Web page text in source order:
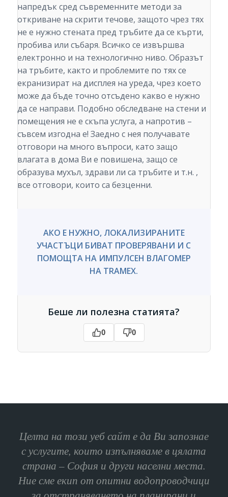
напредък сред съвременните методи за
откриване на скрити течове, защото чрез тях
не е нужно стената пред тръбите да се кърти,
пробива или събаря. Всичко се извършва
електронно и на технологично ниво. Образът
на тръбите, както и проблемите по тях се
екранизират на дисплея на уреда, чрез което
може да бъде точно отсъдено какво е нужно
да се направи. Подобно обследване на стени и
помещения не е скъпа услуга, а напротив –
съвсем изгодна е! Заедно с нея получавате
отговори на много въпроси, като защо
влагата в дома Ви е повишена, защо се
образува мухъл, здрави ли са тръбите и т.н. ,
все отговори, които са безценни.
АКО Е НУЖНО, ЛОКАЛИЗИРАНИТЕ
УЧАСТЪЦИ БИВАТ ПРОВЕРЯВАНИ И С
ПОМОЩТА НА ИМПУЛСЕН ВЛАГОМЕР
НА TRAMEX.
Беше ли полезна статията?
0 0
Целта на този уеб сайт е да Ви запознае
с услугите, които изпълняваме в цялата
страна – София и други населни места.
Ние сме екип от опитни водопроводчици